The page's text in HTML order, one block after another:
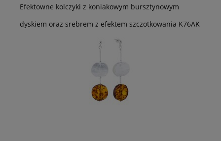
Efektowne kolczyki z koniakowym bursztynowym
dyskiem oraz srebrem z efektem szczotkowania K76AK